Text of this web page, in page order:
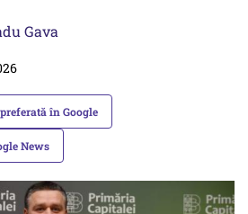
Gava
în Google
News